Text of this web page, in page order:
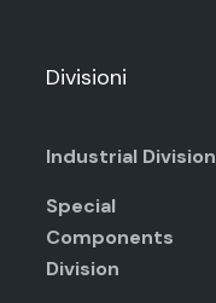
Divisioni
Industrial Division
Special
Components
Division